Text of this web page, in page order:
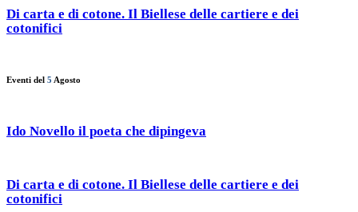
Di carta e di cotone. Il Biellese delle cartiere e dei
cotonifici
Eventi del 5 Agosto
Ido Novello il poeta che dipingeva
Di carta e di cotone. Il Biellese delle cartiere e dei
cotonifici